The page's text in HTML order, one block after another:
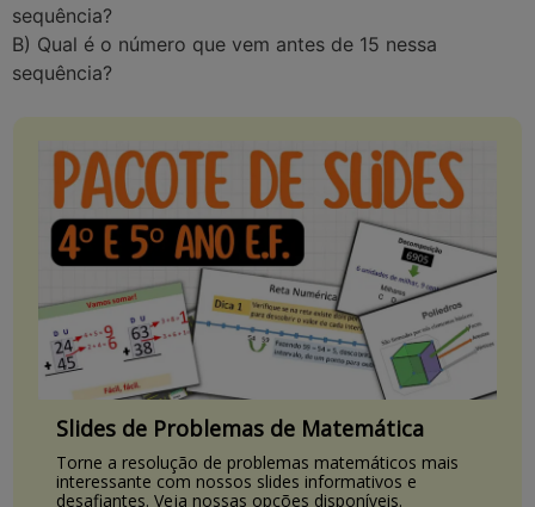
sequência?
B) Qual é o número que vem antes de 15 nessa
sequência?
Slides de Problemas de Matemática
Torne a resolução de problemas matemáticos mais
interessante com nossos slides informativos e
desafiantes. Veja nossas opções disponíveis.